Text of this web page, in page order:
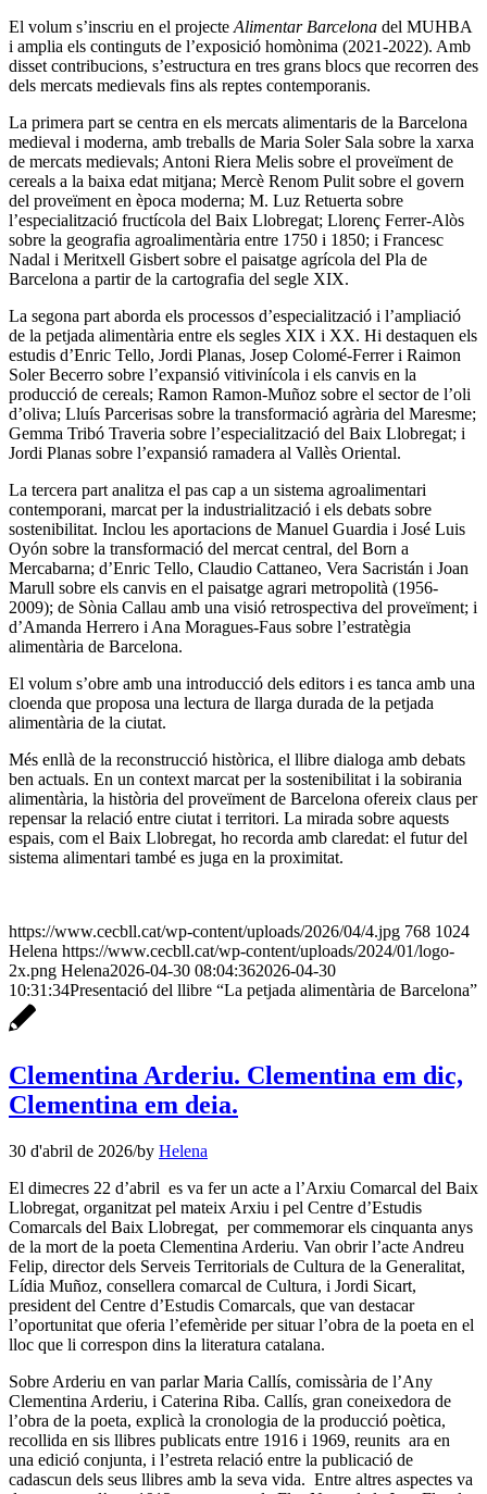
El volum s’inscriu en el projecte Alimentar Barcelona del MUHBA
i amplia els continguts de l’exposició homònima (2021-2022). Amb
disset contribucions, s’estructura en tres grans blocs que recorren des
dels mercats medievals fins als reptes contemporanis.
La primera part se centra en els mercats alimentaris de la Barcelona
medieval i moderna, amb treballs de Maria Soler Sala sobre la xarxa
de mercats medievals; Antoni Riera Melis sobre el proveïment de
cereals a la baixa edat mitjana; Mercè Renom Pulit sobre el govern
del proveïment en època moderna; M. Luz Retuerta sobre
l’especialització fructícola del Baix Llobregat; Llorenç Ferrer-Alòs
sobre la geografia agroalimentària entre 1750 i 1850; i Francesc
Nadal i Meritxell Gisbert sobre el paisatge agrícola del Pla de
Barcelona a partir de la cartografia del segle XIX.
La segona part aborda els processos d’especialització i l’ampliació
de la petjada alimentària entre els segles XIX i XX. Hi destaquen els
estudis d’Enric Tello, Jordi Planas, Josep Colomé-Ferrer i Raimon
Soler Becerro sobre l’expansió vitivinícola i els canvis en la
producció de cereals; Ramon Ramon-Muñoz sobre el sector de l’oli
d’oliva; Lluís Parcerisas sobre la transformació agrària del Maresme;
Gemma Tribó Traveria sobre l’especialització del Baix Llobregat; i
Jordi Planas sobre l’expansió ramadera al Vallès Oriental.
La tercera part analitza el pas cap a un sistema agroalimentari
contemporani, marcat per la industrialització i els debats sobre
sostenibilitat. Inclou les aportacions de Manuel Guardia i José Luis
Oyón sobre la transformació del mercat central, del Born a
Mercabarna; d’Enric Tello, Claudio Cattaneo, Vera Sacristán i Joan
Marull sobre els canvis en el paisatge agrari metropolità (1956-
2009); de Sònia Callau amb una visió retrospectiva del proveïment; i
d’Amanda Herrero i Ana Moragues-Faus sobre l’estratègia
alimentària de Barcelona.
El volum s’obre amb una introducció dels editors i es tanca amb una
cloenda que proposa una lectura de llarga durada de la petjada
alimentària de la ciutat.
Més enllà de la reconstrucció històrica, el llibre dialoga amb debats
ben actuals. En un context marcat per la sostenibilitat i la sobirania
alimentària, la història del proveïment de Barcelona ofereix claus per
repensar la relació entre ciutat i territori. La mirada sobre aquests
espais, com el Baix Llobregat, ho recorda amb claredat: el futur del
sistema alimentari també es juga en la proximitat.
https://www.cecbll.cat/wp-content/uploads/2026/04/4.jpg 768 1024
Helena https://www.cecbll.cat/wp-content/uploads/2024/01/logo-
2x.png Helena2026-04-30 08:04:362026-04-30
10:31:34Presentació del llibre “La petjada alimentària de Barcelona”
Clementina Arderiu. Clementina em dic,
Clementina em deia.
30 d'abril de 2026/by Helena
El dimecres 22 d’abril es va fer un acte a l’Arxiu Comarcal del Baix
Llobregat, organitzat pel mateix Arxiu i pel Centre d’Estudis
Comarcals del Baix Llobregat, per commemorar els cinquanta anys
de la mort de la poeta Clementina Arderiu. Van obrir l’acte Andreu
Felip, director dels Serveis Territorials de Cultura de la Generalitat,
Lídia Muñoz, consellera comarcal de Cultura, i Jordi Sicart,
president del Centre d’Estudis Comarcals, que van destacar
l’oportunitat que oferia l’efemèride per situar l’obra de la poeta en el
lloc que li correspon dins la literatura catalana.
Sobre Arderiu en van parlar Maria Callís, comissària de l’Any
Clementina Arderiu, i Caterina Riba. Callís, gran coneixedora de
l’obra de la poeta, explicà la cronologia de la producció poètica,
recollida en sis llibres publicats entre 1916 i 1969, reunits ara en
una edició conjunta, i l’estreta relació entre la publicació de
cadascun dels seus llibres amb la seva vida. Entre altres aspectes va